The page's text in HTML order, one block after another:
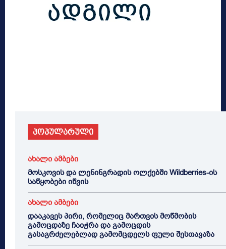
პოპულარული
ახალი ამბები
მოსკოვის და ლენინგრადის ოლქებში Wildberries-ის
საწყობები იწვის
ახალი ამბები
დააკავეს პირი, რომელიც მართვის მოწმობის
გამოცდაზე ჩაიჭრა და გამოცდის
გასაგრძელებლად გამომცდელს ფული შესთავაზა